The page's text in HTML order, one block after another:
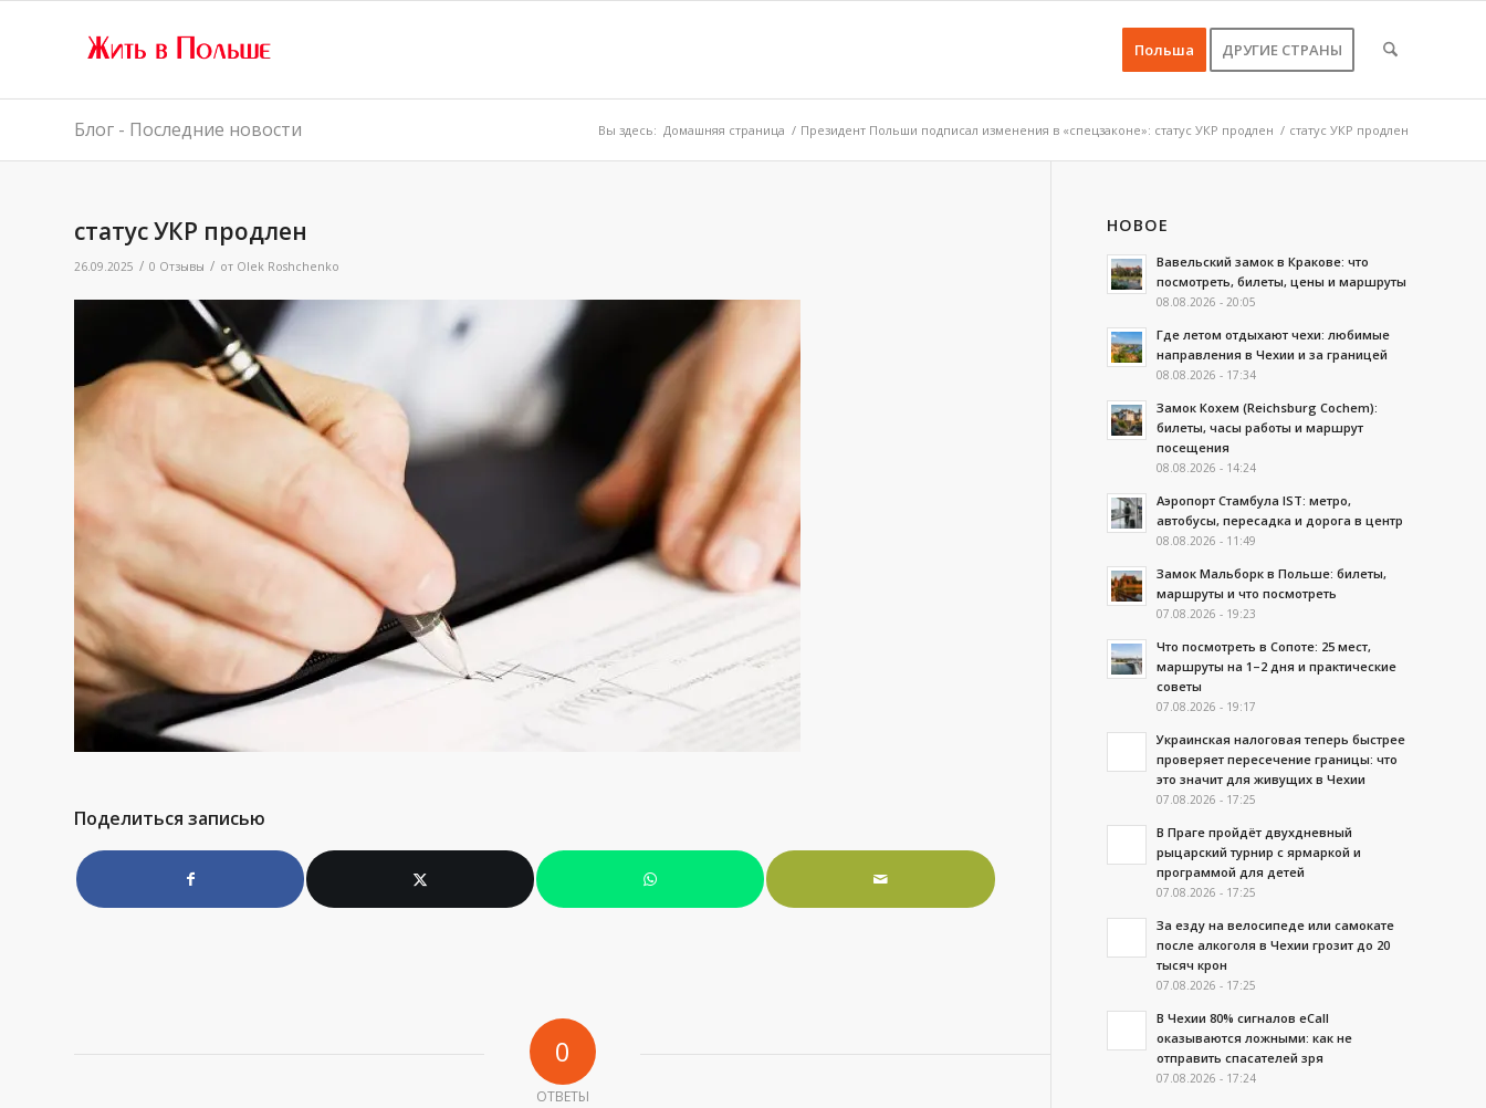
Польша ДРУГИЕ СТРАНЫ
Блог - Последние новости Вы здесь: Домашняя страница / Президент Польши подписал изменения в «спецзаконе»: статус УКР продлен / статус УКР продлен
статус УКР продлен
26.09.2025 / 0 Отзывы / от Olek Roshchenko
Поделиться записью
0
ОТВЕТЫ
НОВОЕ
Вавельский замок в Кракове: что
посмотреть, билеты, цены и маршруты
08.08.2026 - 20:05
Где летом отдыхают чехи: любимые
направления в Чехии и за границей
08.08.2026 - 17:34
Замок Кохем (Reichsburg Cochem):
билеты, часы работы и маршрут
посещения
08.08.2026 - 14:24
Аэропорт Стамбула IST: метро,
автобусы, пересадка и дорога в центр
08.08.2026 - 11:49
Замок Мальборк в Польше: билеты,
маршруты и что посмотреть
07.08.2026 - 19:23
Что посмотреть в Сопоте: 25 мест,
маршруты на 1–2 дня и практические
советы
07.08.2026 - 19:17
Украинская налоговая теперь быстрее
проверяет пересечение границы: что
это значит для живущих в Чехии
07.08.2026 - 17:25
В Праге пройдёт двухдневный
рыцарский турнир с ярмаркой и
программой для детей
07.08.2026 - 17:25
За езду на велосипеде или самокате
после алкоголя в Чехии грозит до 20
тысяч крон
07.08.2026 - 17:25
В Чехии 80% сигналов eCall
оказываются ложными: как не
отправить спасателей зря
07.08.2026 - 17:24